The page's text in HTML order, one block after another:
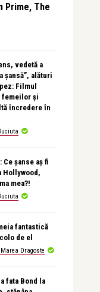
Prime, The
vedetă a
șansă”, alături
Filmul
femeilor și
încredere în
Ce șanse aș fi
Hollywood,
mea?!
fantastică
de el
Dragoste
fata Bond la